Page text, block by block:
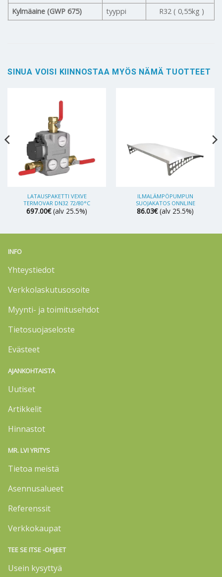
Kylmäaine (GWP 675) tyyppi R32 ( 0,55kg )
SINUA VOISI KIINNOSTAA MYÖS NÄMÄ TUOTTEET
LATAUSPAKETTI VEXVE
TERMOVAR DN32 72/80°C
697.00€ (alv 25.5%)
ILMALÄMPÖPUMPUN
SUOJAKATOS ONNLINE
86.03€ (alv 25.5%)
INFO
Yhteystiedot
Verkkolaskutusosoite
Myynti- ja toimitusehdot
Tietosuojaseloste
Evästeet
AJANKOHTAISTA
Uutiset
Artikkelit
Hinnastot
MR. LVI YRITYS
Tietoa meistä
Asennusalueet
Referenssit
Verkkokaupat
TEE SE ITSE -OHJEET
Usein kysyttyä